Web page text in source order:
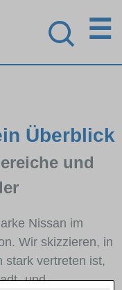
☰
Überblick
und
Nissan im
Wir skizzieren, in
stark vertreten ist,
und